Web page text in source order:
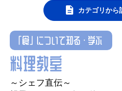
カテゴリから
「食」について知る・学ぶ
料理教室
～シェフ直伝～